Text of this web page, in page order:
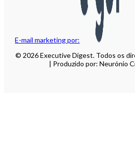
E-mail marketing por:
© 2026 Executive Digest. Todos os
| Produzido por: Neurónio